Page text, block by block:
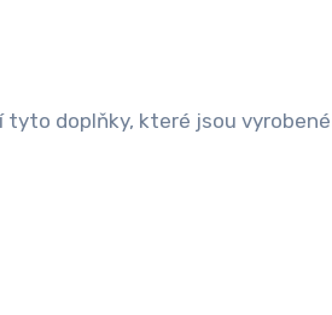
doplňky, které jsou